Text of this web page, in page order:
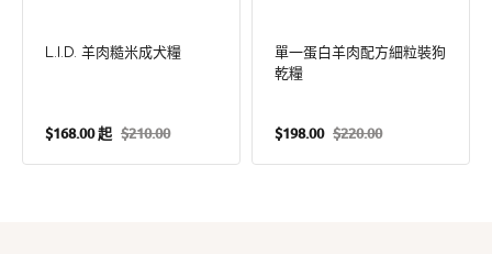
L.I.D. 羊肉糙米成犬糧
售
價
$168.00 起 定
價
$210.00
單一蛋白羊肉配方細粒裝狗
乾糧
售
價
$198.00 定
價
$220.00